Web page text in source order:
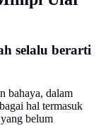
selalu berarti
bahaya, dalam
hal termasuk
belum